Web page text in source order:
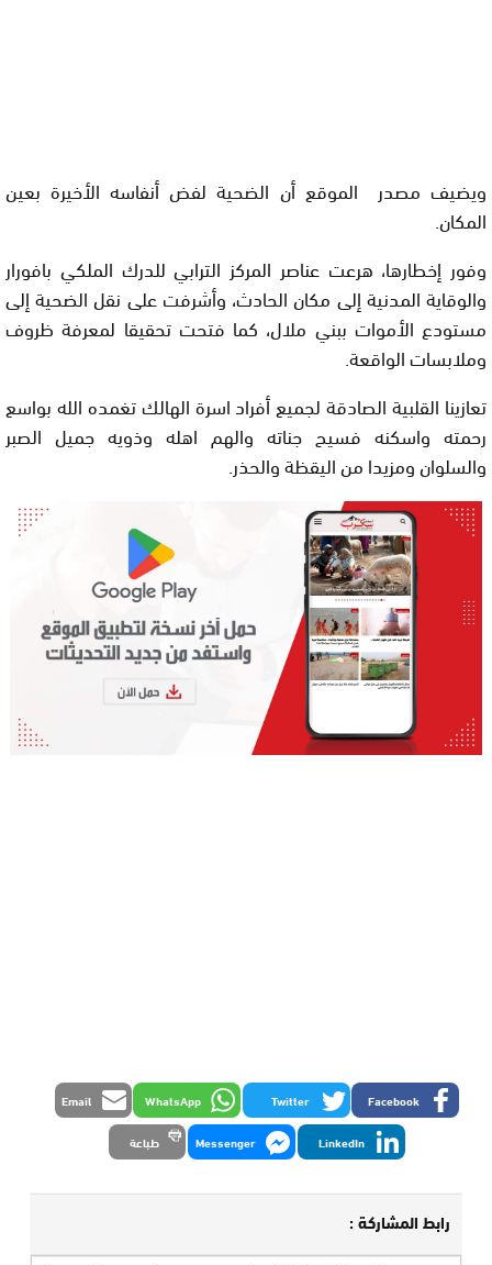
ويضيف مصدر الموقع أن الضحية لفض أنفاسه الأخيرة بعين
المكان.
وفور إخطارها، هرعت عناصر المركز الترابي للدرك الملكي بافورار
والوقاية المدنية إلى مكان الحادث، وأشرفت على نقل الضحية إلى
مستودع الأموات ببني ملال، كما فتحت تحقيقا لمعرفة ظروف
وملابسات الواقعة.
تعازينا القلبية الصادقة لجميع أفراد اسرة الهالك تغمده الله بواسع
رحمته واسكنه فسيح جناته والهم اهله وذويه جميل الصبر
والسلوان ومزيدا من اليقظة والحذر.
Facebook
Twitter
WhatsApp
Email
LinkedIn
Messenger طباعة
رابط المشاركة :